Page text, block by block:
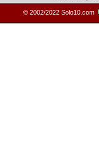
© 2002/2022 Solo10.com